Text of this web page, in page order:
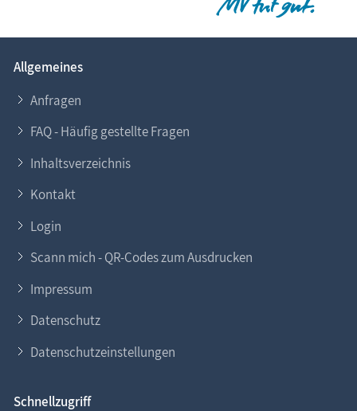
Allgemeines
Anfragen
FAQ - Häufig gestellte Fragen
Inhaltsverzeichnis
Kontakt
Login
Scann mich - QR-Codes zum Ausdrucken
Impressum
Datenschutz
Datenschutzeinstellungen
Schnellzugriff